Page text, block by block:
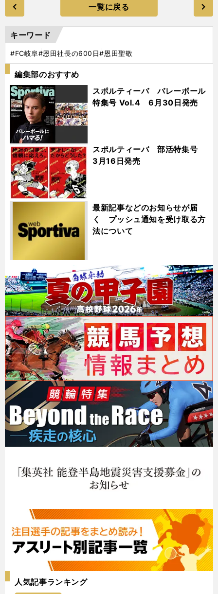
一覧に戻る
キーワード
#FC岐阜#恩田社長の600日#恩田聖敬
編集部のおすすめ
スポルティーバ バレーボール
特集号 Vol.4 6月30日発売
スポルティーバ 部活特集号
3月16日発売
最新記事などのお知らせが届
く プッシュ通知を受け取る方
法について
人気記事ランキング